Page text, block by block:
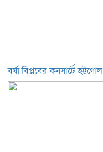
বর্ষা বিপ্লবের কনসার্টে হট্টগোল